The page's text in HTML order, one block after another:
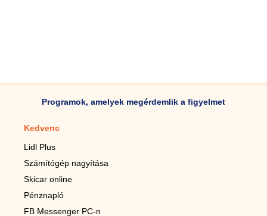
Programok, amelyek megérdemlik a figyelmet
Kedvenc
Lidl Plus
Számítógép nagyítása
Skicar online
Pénznapló
FB Messenger PC-n